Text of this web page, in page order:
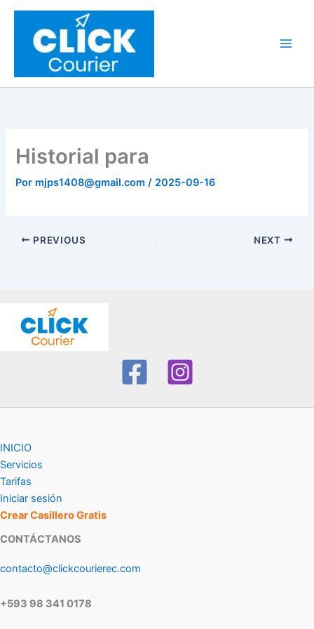
contenido
Historial para
Por mjps1408@gmail.com/ 2025-09-16
PREVIOUS NEXT
INICIO
Servicios
Tarifas
Iniciar sesión
Crear Casillero Gratis
CONTÁCTANOS
contacto@clickcourierec.com
+593 98 341 0178